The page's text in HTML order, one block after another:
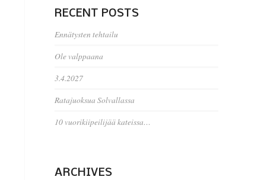
RECENT POSTS
Ennätysten tehtailu
Ole valppaana
3.4.2027
Ratajuoksua Solvallassa
10 vuorikiipeilijää kateissa…
ARCHIVES